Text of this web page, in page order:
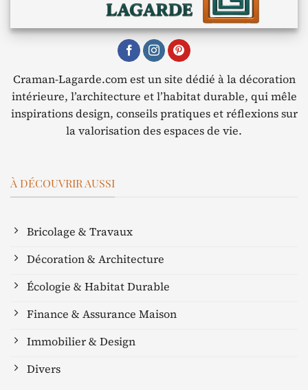
Craman-Lagarde.com est un site dédié à la décoration
intérieure, l’architecture et l’habitat durable, qui mêle
inspirations design, conseils pratiques et réflexions sur
la valorisation des espaces de vie.
À DÉCOUVRIR AUSSI
Bricolage & Travaux
Décoration & Architecture
Écologie & Habitat Durable
Finance & Assurance Maison
Immobilier & Design
Divers